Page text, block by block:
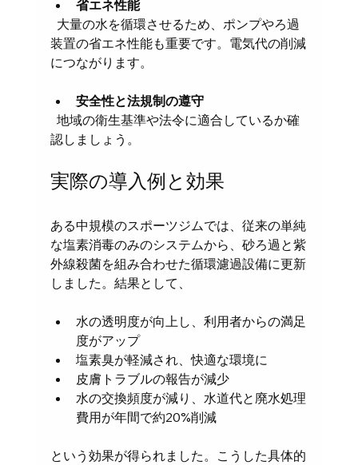
省エネ性能
装置の省エネ性能も重要です。電気代の削減
につながります。
安全性と法規制の遵守
認しましょう。
実際の導入例と効果
ある中規模のスポーツジムでは、従来の単純
な塩素消毒のみのシステムから、砂ろ過と紫
外線殺菌を組み合わせた循環濾過設備に更新
しました。結果として、
水の透明度が向上し、利用者からの満足
度がアップ
塩素臭が軽減され、快適な環境に
皮膚トラブルの報告が減少
水の交換頻度が減り、水道代と廃水処理
費用が年間で約20%削減
という効果が得られました。こうした具体的